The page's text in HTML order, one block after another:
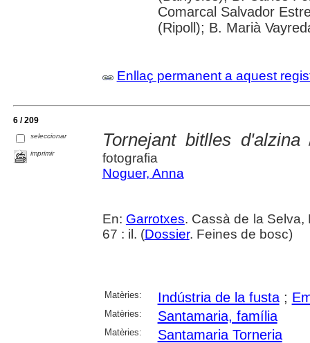
Comarcal Salvador
(Ripoll); B. Marià
Enllaç permanent a aquest
6 / 209
seleccionar
imprimir
Tornejant bitlles d'alzina/
fotografia
Noguer, Anna
En: Garrotxes. Cassà de la Selva,
67 : il. (Dossier. Feines de bosc)
Matèries: Indústria de la fusta;
Matèries: Santamaria, família
Matèries: Santamaria Torneria